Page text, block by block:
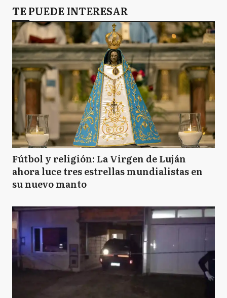
TE PUEDE INTERESAR
Fútbol y religión: La Virgen de Luján
ahora luce tres estrellas mundialistas en
su nuevo manto